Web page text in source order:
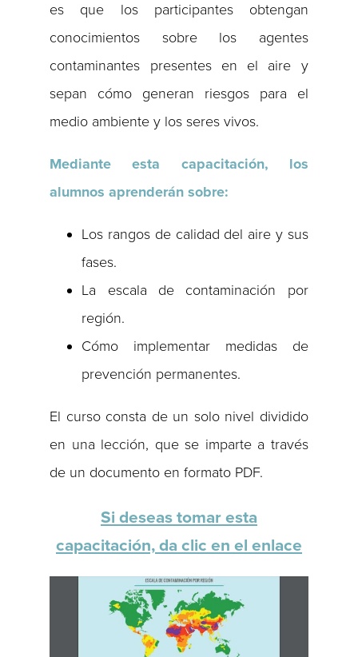
es que los participantes obtengan
conocimientos sobre los agentes
contaminantes presentes en el aire y
sepan cómo generan riesgos para el
medio ambiente y los seres vivos.
Mediante esta capacitación, los
alumnos aprenderán sobre:
Los rangos de calidad del aire y sus
fases.
La escala de contaminación por
región.
Cómo implementar medidas de
prevención permanentes.
El curso consta de un solo nivel dividido
en una lección, que se imparte a través
de un documento en formato PDF.
Si deseas tomar esta
capacitación, da clic en el enlace